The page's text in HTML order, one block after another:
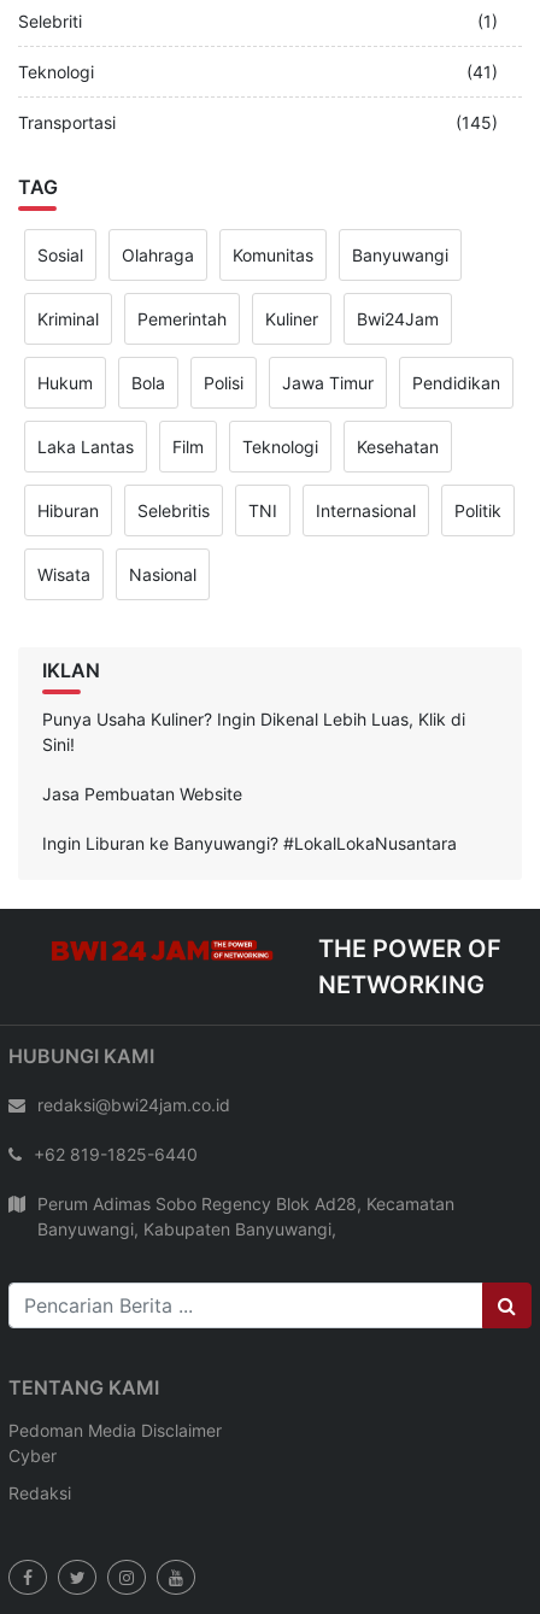
Selebriti (1)
Teknologi (41)
Transportasi (145)
TAG
Sosial Olahraga Komunitas Banyuwangi
Kriminal Pemerintah Kuliner Bwi24Jam
Hukum Bola Polisi Jawa Timur Pendidikan
Laka Lantas Film Teknologi Kesehatan
Hiburan Selebritis TNI Internasional Politik
Wisata Nasional
IKLAN
Punya Usaha Kuliner? Ingin Dikenal Lebih Luas, Klik di
Sini!
Jasa Pembuatan Website
Ingin Liburan ke Banyuwangi? #LokalLokaNusantara
THE POWER OF
NETWORKING
HUBUNGI KAMI
redaksi@bwi24jam.co.id
+62 819-1825-6440
Perum Adimas Sobo Regency Blok Ad28, Kecamatan
Banyuwangi, Kabupaten Banyuwangi,
TENTANG KAMI
Pedoman Media
Cyber
Disclaimer
Redaksi